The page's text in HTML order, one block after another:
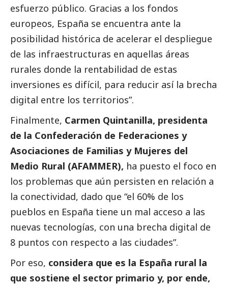
esfuerzo público. Gracias a los fondos
europeos, España se encuentra ante la
posibilidad histórica de acelerar el despliegue
de las infraestructuras en aquellas áreas
rurales donde la rentabilidad de estas
inversiones es difícil, para reducir así la brecha
digital entre los territorios”.
Finalmente, Carmen Quintanilla, presidenta
de la Confederación de Federaciones y
Asociaciones de Familias y Mujeres del
Medio Rural (AFAMMER), ha puesto el foco en
los problemas que aún persisten en relación a
la conectividad, dado que “el 60% de los
pueblos en España tiene un mal acceso a las
nuevas tecnologías, con una brecha digital de
8 puntos con respecto a las ciudades”.
Por eso, considera que es la España rural la
que sostiene el sector primario y, por ende,